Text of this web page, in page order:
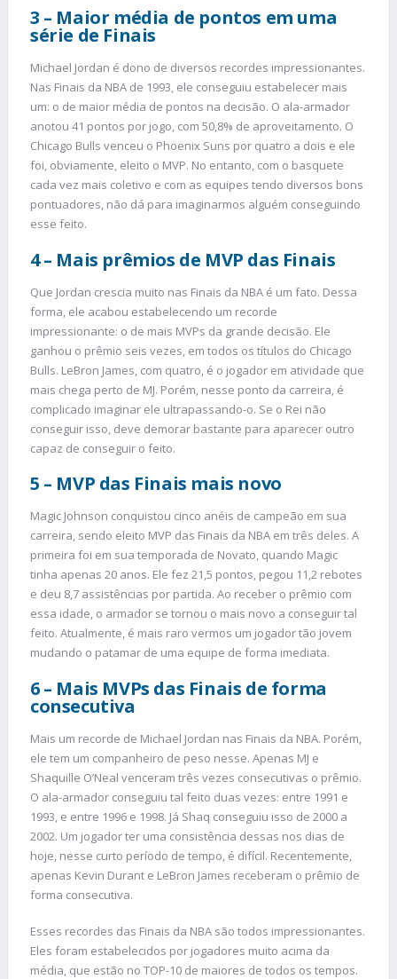
3 – Maior média de pontos em uma
série de Finais
Michael Jordan é dono de diversos recordes impressionantes.
Nas Finais da NBA de 1993, ele conseguiu estabelecer mais
um: o de maior média de pontos na decisão. O ala-armador
anotou 41 pontos por jogo, com 50,8% de aproveitamento. O
Chicago Bulls venceu o Phoenix Suns por quatro a dois e ele
foi, obviamente, eleito o MVP. No entanto, com o basquete
cada vez mais coletivo e com as equipes tendo diversos bons
pontuadores, não dá para imaginarmos alguém conseguindo
esse feito.
4 – Mais prêmios de MVP das Finais
Que Jordan crescia muito nas Finais da NBA é um fato. Dessa
forma, ele acabou estabelecendo um recorde
impressionante: o de mais MVPs da grande decisão. Ele
ganhou o prêmio seis vezes, em todos os títulos do Chicago
Bulls. LeBron James, com quatro, é o jogador em atividade que
mais chega perto de MJ. Porém, nesse ponto da carreira, é
complicado imaginar ele ultrapassando-o. Se o Rei não
conseguir isso, deve demorar bastante para aparecer outro
capaz de conseguir o feito.
5 – MVP das Finais mais novo
Magic Johnson conquistou cinco anéis de campeão em sua
carreira, sendo eleito MVP das Finais da NBA em três deles. A
primeira foi em sua temporada de Novato, quando Magic
tinha apenas 20 anos. Ele fez 21,5 pontos, pegou 11,2 rebotes
e deu 8,7 assistências por partida. Ao receber o prêmio com
essa idade, o armador se tornou o mais novo a conseguir tal
feito. Atualmente, é mais raro vermos um jogador tão jovem
mudando o patamar de uma equipe de forma imediata.
6 – Mais MVPs das Finais de forma
consecutiva
Mais um recorde de Michael Jordan nas Finais da NBA. Porém,
ele tem um companheiro de peso nesse. Apenas MJ e
Shaquille O’Neal venceram três vezes consecutivas o prêmio.
O ala-armador conseguiu tal feito duas vezes: entre 1991 e
1993, e entre 1996 e 1998. Já Shaq conseguiu isso de 2000 a
2002. Um jogador ter uma consistência dessas nos dias de
hoje, nesse curto período de tempo, é difícil. Recentemente,
apenas Kevin Durant e LeBron James receberam o prêmio de
forma consecutiva.
Esses recordes das Finais da NBA são todos impressionantes.
Eles foram estabelecidos por jogadores muito acima da
média, que estão no TOP-10 de maiores de todos os tempos.